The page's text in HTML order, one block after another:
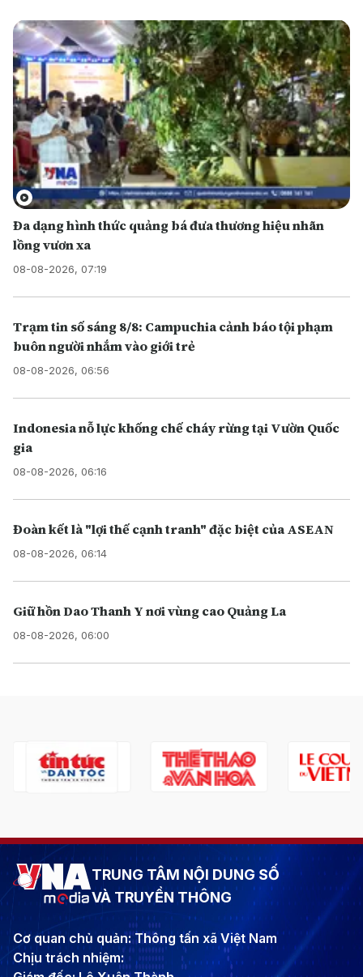
Đa dạng hình thức quảng bá đưa thương hiệu nhãn
lồng vươn xa
08-08-2026, 07:19
Trạm tin số sáng 8/8: Campuchia cảnh báo tội phạm
buôn người nhắm vào giới trẻ
08-08-2026, 06:56
Indonesia nỗ lực khống chế cháy rừng tại Vườn Quốc
gia
08-08-2026, 06:16
Đoàn kết là "lợi thế cạnh tranh" đặc biệt của ASEAN
08-08-2026, 06:14
Giữ hồn Dao Thanh Y nơi vùng cao Quảng La
08-08-2026, 06:00
TRUNG TÂM NỘI DUNG SỐ
VÀ TRUYỀN THÔNG
Cơ quan chủ quản: Thông tấn xã Việt Nam
Chịu trách nhiệm: